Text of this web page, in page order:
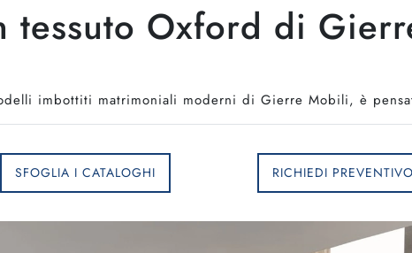
tessuto Oxford di
imbottiti matrimoniali moderni di Gierre Mobili, è
SFOGLIA I CATALOGHI RICHIEDI